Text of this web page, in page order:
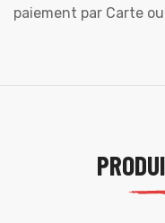
paiement par Carte